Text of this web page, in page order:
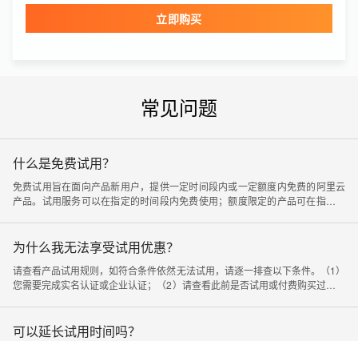
邮件推送资源包(包月) ￥19.98
资源包规格 有效期
有效期
立即购买
常见问题
什么是免费试用？
免费试用旨在面向产品新用户，提供一定时间段内或一定额度内免费的阿里云
产品。试用服务可以在指定的时间段内免费使用；额度限定的产品可在指定额
为什么我无法享受试用优惠？
请查看产品试用规则，如符合条件依然无法试用，请逐一排查以下条件。（1）
您需要完成实名认证或企业认证；（2）请查看此前是否试用或付费购买过相关
面开通产品才能享受使用权益，从其他开通页面进入无法参与免费试用活动。
可以延长试用时间吗？